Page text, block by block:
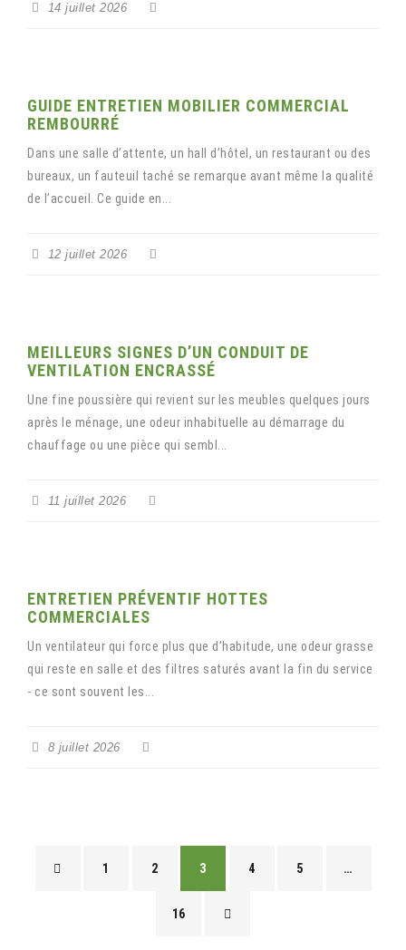
14 juillet 2026
GUIDE ENTRETIEN MOBILIER COMMERCIAL
REMBOURRÉ
Dans une salle d’attente, un hall d’hôtel, un restaurant ou des
bureaux, un fauteuil taché se remarque avant même la qualité
de l’accueil. Ce guide en...
12 juillet 2026
MEILLEURS SIGNES D’UN CONDUIT DE
VENTILATION ENCRASSÉ
Une fine poussière qui revient sur les meubles quelques jours
après le ménage, une odeur inhabituelle au démarrage du
chauffage ou une pièce qui sembl...
11 juillet 2026
ENTRETIEN PRÉVENTIF HOTTES
COMMERCIALES
Un ventilateur qui force plus que d’habitude, une odeur grasse
qui reste en salle et des filtres saturés avant la fin du service
- ce sont souvent les...
8 juillet 2026
1 2 3 4 5 …
16